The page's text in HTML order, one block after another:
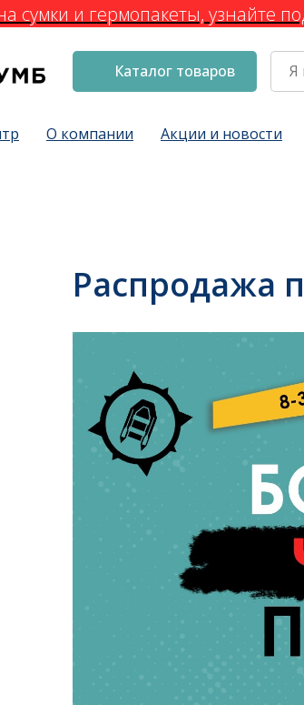
сумки и гермопакеты, узнайте
Каталог товаров
О компании Акции и новости
Распродажа